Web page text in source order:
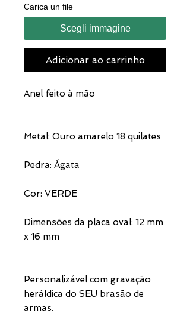
Carica un file
Scegli immagine
Adicionar ao carrinho
Anel feito à mão
Metal: Ouro amarelo 18 quilates
Pedra: Ágata
Cor: VERDE
Dimensões da placa oval: 12 mm
x 16 mm
Personalizável com gravação
heráldica do SEU brasão de
armas.